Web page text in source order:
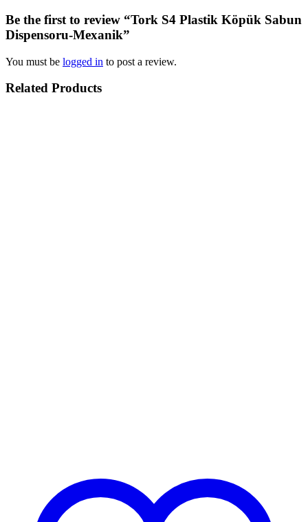
Be the first to review “Tork S4 Plastik Köpük Sabun
Dispensoru-Mexanik”
You must be logged in to post a review.
Related Products